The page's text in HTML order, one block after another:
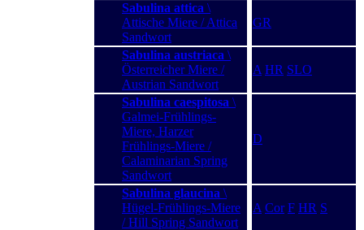
Sabulina attica \
Attische Miere / Attica
Sandwort
GR
Sabulina austriaca \
Österreicher Miere /
Austrian Sandwort
A HR SLO
Sabulina caespitosa \
Galmei-Frühlings-
Miere, Harzer
Frühlings-Miere /
Calaminarian Spring
Sandwort
D
Sabulina glaucina \
Hügel-Frühlings-Miere
/ Hill Spring Sandwort
A Cor F HR S